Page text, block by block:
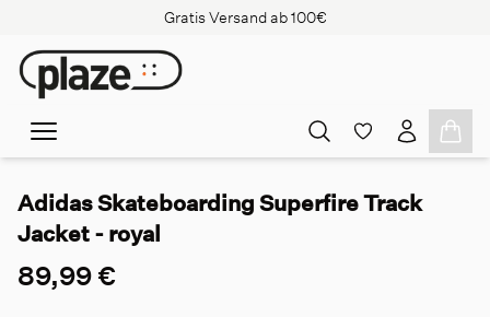
Gratis Versand ab 100€
Adidas Skateboarding Superfire Track
Jacket - royal
89,99 €